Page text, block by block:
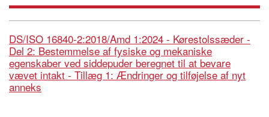
DS/ISO 16840-2:2018/Amd 1:2024 - Kørestolssæder -
Del 2: Bestemmelse af fysiske og mekaniske
egenskaber ved siddepuder beregnet til at bevare
vævet intakt - Tillæg 1: Ændringer og tilføjelse af nyt
anneks